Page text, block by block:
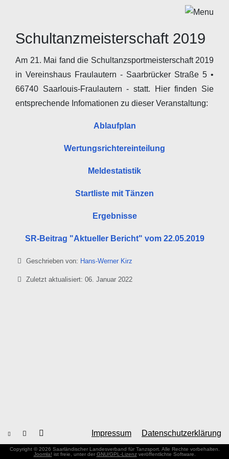
Schultanzmeisterschaft 2019
Am 21. Mai fand die Schultanzsportmeisterschaft 2019
in Vereinshaus Fraulautern - Saarbrücker Straße 5 •
66740 Saarlouis-Fraulautern - statt. Hier finden Sie
entsprechende Infomationen zu dieser Veranstaltung:
Ablaufplan
Wertungsrichtereinteilung
Meldestatistik
Startliste mit Tänzen
Ergebnisse
SR-Beitrag "Aktueller Bericht" vom 22.05.2019
DetailsGeschrieben von: Hans-Werner Kirz
Zuletzt aktualisiert: 06. Januar 2022
Impressum Datenschutzerklärung
Copyright © 2026 Saarländischer Landesverband für Tanzsport. Alle Rechte vorbehalten.
Joomla! ist freie, unter der GNU/GPL-Lizenzveröffentlichte Software.